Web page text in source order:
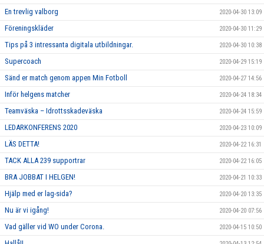
En trevlig valborg 2020-04-30 13:09
Föreningskläder 2020-04-30 11:29
Tips på 3 intressanta digitala utbildningar. 2020-04-30 10:38
Supercoach 2020-04-29 15:19
Sänd er match genom appen Min Fotboll 2020-04-27 14:56
Inför helgens matcher 2020-04-24 18:34
Teamväska – Idrottsskadeväska 2020-04-24 15:59
LEDARKONFERENS 2020 2020-04-23 10:09
LÄS DETTA! 2020-04-22 16:31
TACK ALLA 239 supportrar 2020-04-22 16:05
BRA JOBBAT I HELGEN! 2020-04-21 10:33
Hjälp med er lag-sida? 2020-04-20 13:35
Nu är vi igång! 2020-04-20 07:56
Vad gäller vid WO under Corona. 2020-04-15 10:50